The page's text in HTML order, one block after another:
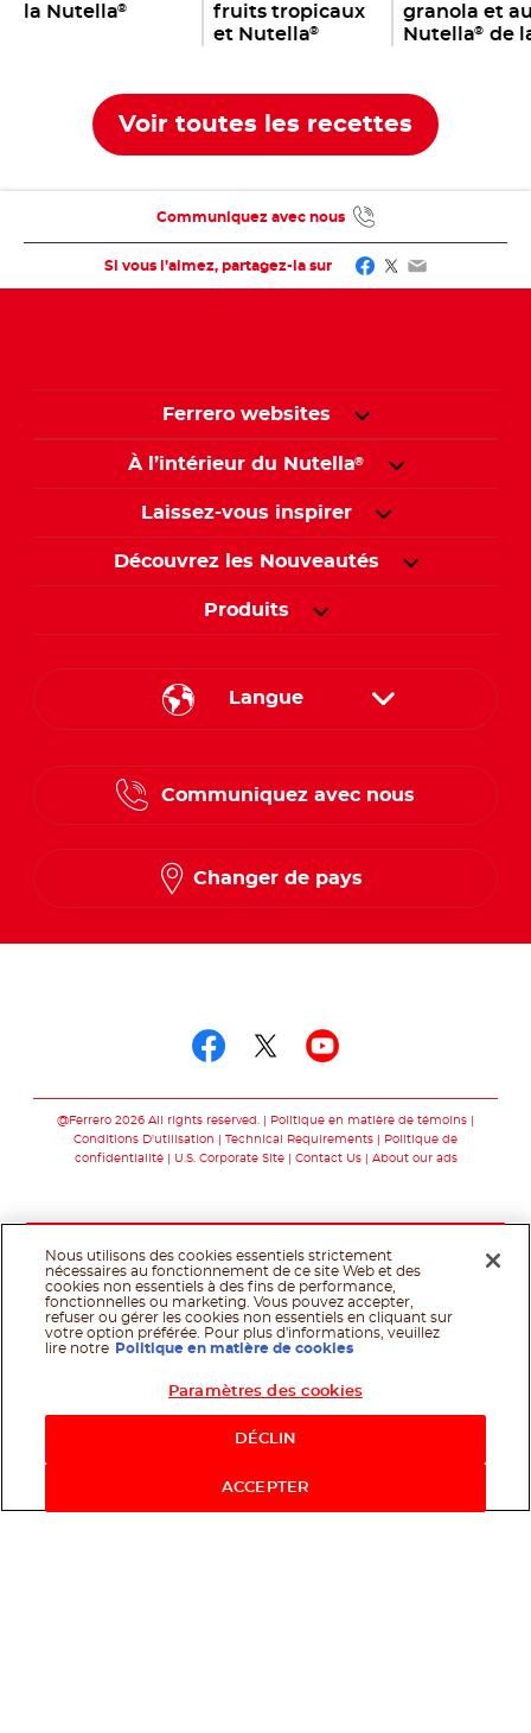
la Nutella®
fruits tropicaux
et Nutella®
granola et
Nutella® de
Voir toutes les recettes
Si vous l’aimez, partagez-la sur Facebook
Twitter
Email
Communiquez avec nous
Ferrero websites
À l’intérieur du Nutella®
Laissez-vous inspirer
Découvrez les Nouveautés
Produits
Langue
English
Communiquez avec nous
Changer de pays
@Ferrero 2026 All rights reserved.
Politique en matière de témoins
Conditions D'utilisation
Technical Requirements
Politique de
confidentialité
U.S. Corporate Site Contact Us About our ads
Nous utilisons des cookies essentiels strictement
nécessaires au fonctionnement de ce site Web et des
cookies non essentiels à des fins de performance,
fonctionnelles ou marketing. Vous pouvez accepter,
refuser ou gérer les cookies non essentiels en cliquant sur
votre option préférée. Pour plus d'informations, veuillez
lire notre
Politique en matière de cookies
Paramètres des cookies
DÉCLIN
ACCEPTER